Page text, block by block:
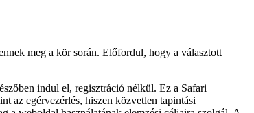
meg a kör során. Előfordul, hogy a választott
indul el, regisztráció nélkül. Ez a Safari
az egérvezérlés, hiszen közvetlen tapintási